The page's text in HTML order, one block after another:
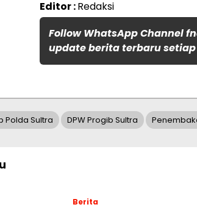
Editor :Redaksi
Follow WhatsApp Channel
update berita terbaru
Polda Sultra DPW Progib Sultra
Berita